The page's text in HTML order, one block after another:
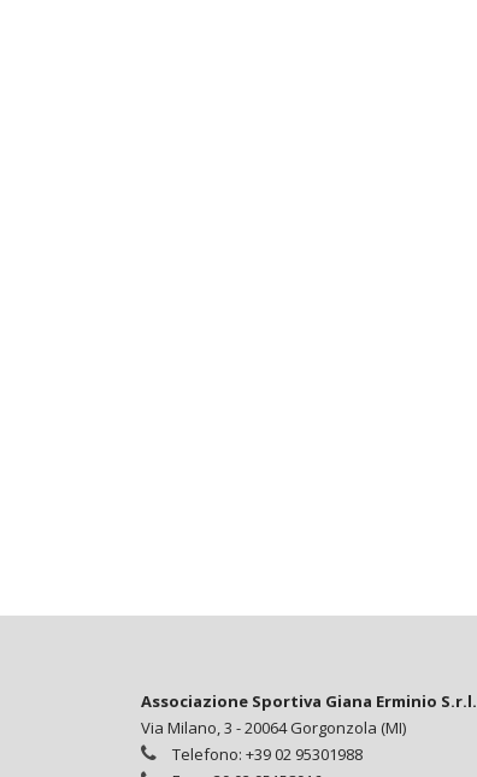
Associazione Sportiva Giana Erminio S.r.l.
Via Milano, 3 - 20064 Gorgonzola (MI)
Telefono: +39 02 95301988